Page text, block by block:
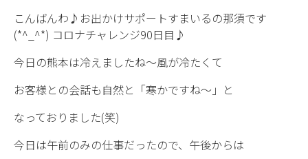
こんばんわ♪お出かけサポートすまいるの那須です
(*^_^*) コロナチャレンジ90日目♪
今日の熊本は冷えましたね〜風が冷たくて
お客様との会話も自然と「寒かですね〜」と
なっておりました(笑)
今日は午前のみの仕事だったので、午後からは